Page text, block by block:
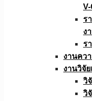
ร
ง
ร
งานคว
งานวิจั
วิ
วิ